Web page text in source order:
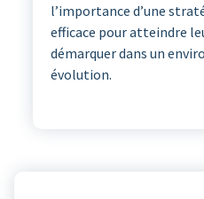
l’importance d’une
efficace pour atteindre
démarquer dans un
évolution.